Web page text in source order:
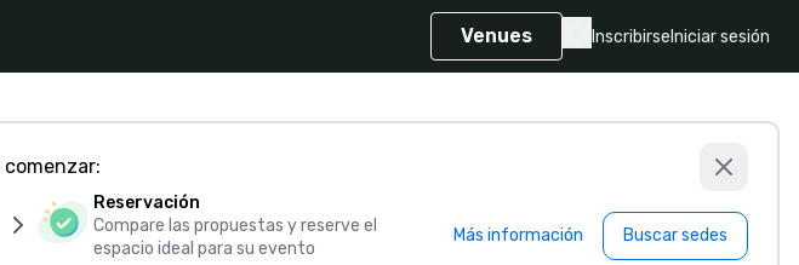
Venues Inscribirse Iniciar sesión
Reservación
Compare las propuestas y reserve el
espacio ideal para su evento
Más información Buscar sedes